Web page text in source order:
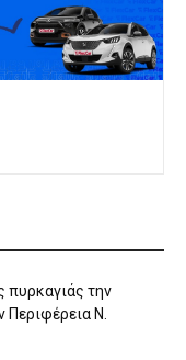
πυρκαγιάς την
Ν.